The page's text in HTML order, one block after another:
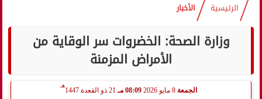
الرئيسية الأخبار
وزارة الصحة: الخضروات سر الوقاية من
الأمراض المزمنة
الجمعة 08:09 مـ 21 ذو القعدة 1447
هـ